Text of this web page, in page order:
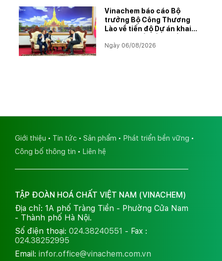
Vinachem báo cáo Bộ
trưởng Bộ Công Thương
Lào về tiến độ Dự án khai
Kali
Ngày 06/08/2026
Giới thiệu Tin tức Sản phẩm
Phát triển bền vững
Công bố thông tin
Liên hệ
TẬP ĐOÀN HOÁ CHẤT VIỆT NAM (VINACHEM)
Địa chỉ: 1A phố Tràng Tiền - Phường Cửa Nam
- Thành phố Hà Nội.
Số điện thoại: 024.38240551 - Fax :
024.38252995
Email: infor.office@vinachem.com.vn